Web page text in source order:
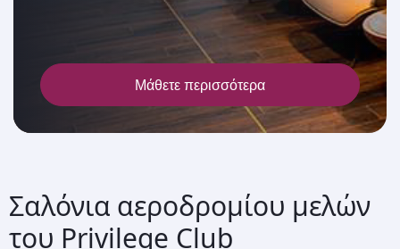
Μάθετε περισσότερα
Σαλόνια αεροδρομίου μελών
του Privilege Club